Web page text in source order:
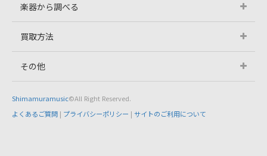
楽器から調べる
買取方法
その他
Shimamuramusic©All Right Reserved.
よくあるご質問 | プライバシーポリシー | サイトのご利用について